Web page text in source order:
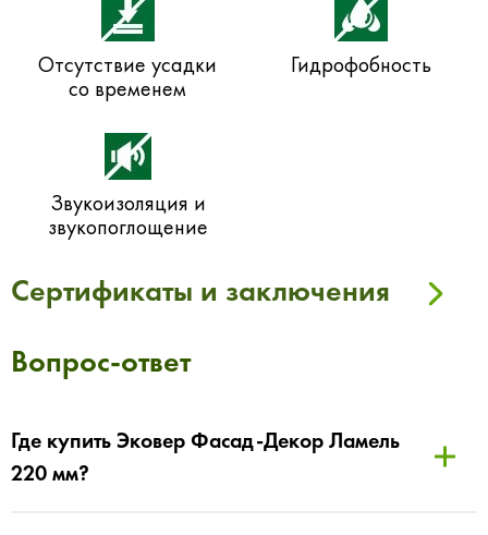
Отсутствие усадки
со временем
Гидрофобность
Звукоизоляция и
звукопоглощение
Сертификаты и заключения
Вопрос-ответ
Где купить Эковер Фасад-Декор Ламель
220 мм?